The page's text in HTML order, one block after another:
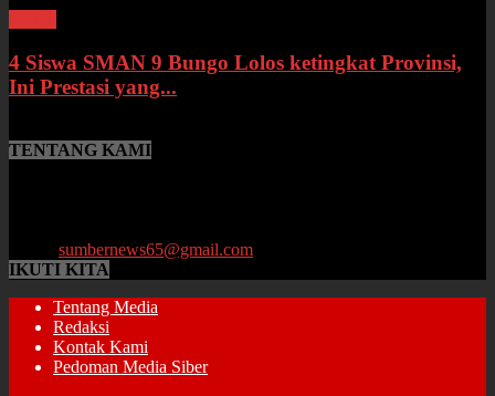
4 Siswa SMAN 9 Bungo Lolos ketingkat Provinsi,
Ini Prestasi yang...
TENTANG KAMI
sumbernews65@gmail.com
IKUTI KITA
Tentang Media
Redaksi
Kontak Kami
Pedoman Media Siber